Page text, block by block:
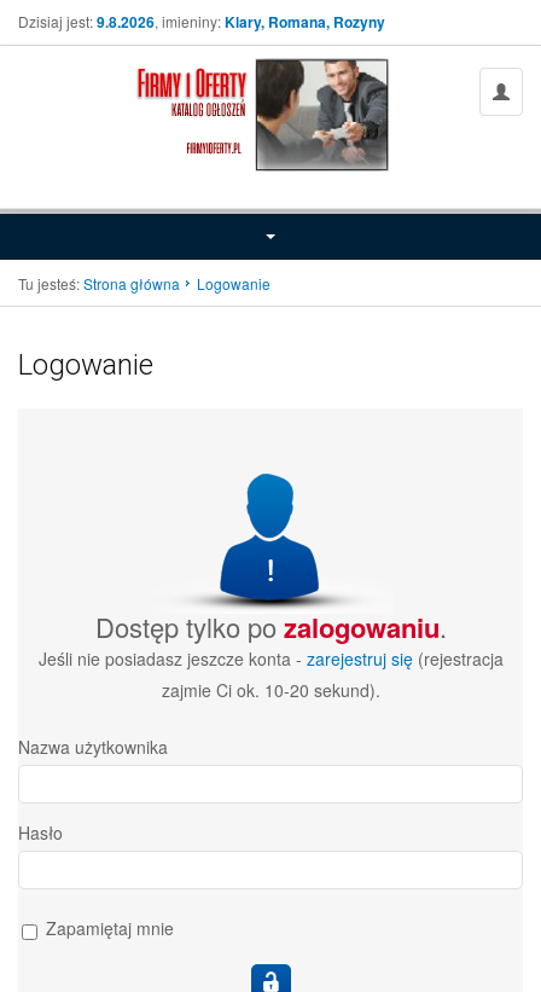
Dzisiaj jest:9.8.2026, imieniny:Klary, Romana, Rozyny
Tu jesteś:Strona główna Logowanie
Logowanie
Dostęp tylko pozalogowaniu.
Jeśli nie posiadasz jeszcze konta - zarejestruj się(rejestracja
zajmie Ci ok. 10-20 sekund).
Nazwa użytkownika
Hasło
Zapamiętaj mnie